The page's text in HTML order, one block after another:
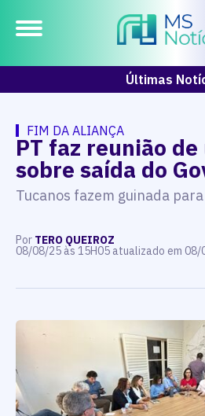
Últimas
FIM DA ALIANÇA
PT faz reunião
sobre saída do
Tucanos fazem guinada
Por TERO QUEIROZ
08/08/25 às 15H05 atualizado em 08/